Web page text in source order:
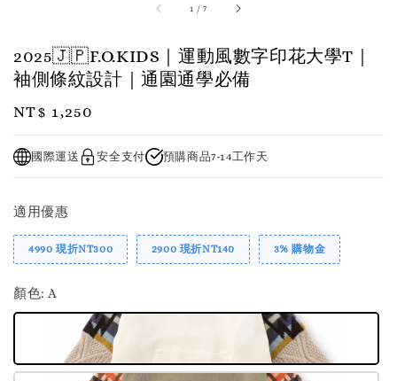
1 /7
2025🇯🇵F.O.KIDS｜運動風數字印花大學T｜
袖側條紋設計｜通園通學必備
Regular
NT$ 1,250
國際運送 安全支付 預購商品7-14工作天
適用優惠
4990 現折NT300 2900 現折NT140 3% 購物金
顏色: A